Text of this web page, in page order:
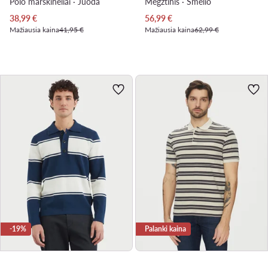
Dabartinė kaina
38,99€
Mažiausia kaina41,95 €
Dabartinė kaina
56,99€
Mažiausia kaina62,99 €
-19% Palanki kaina